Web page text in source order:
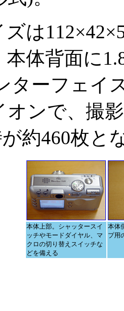
は
本体背面に
ターフェイ
オンで、撮
約460枚と
本体上部。シャッタースイ
ッチやモードダイヤル、マ
クロの切り替えスイッチな
どを備える
本体
プ用